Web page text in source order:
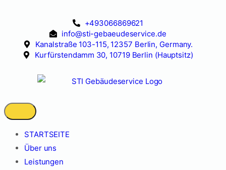
+493066869621
info@sti-gebaeudeservice.de
Kanalstraße 103-115, 12357 Berlin, Germany.
Kurfürstendamm 30, 10719 Berlin (Hauptsitz)
STARTSEITE
Über uns
Leistungen